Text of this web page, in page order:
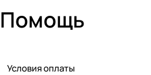
Помощь
Условия оплаты